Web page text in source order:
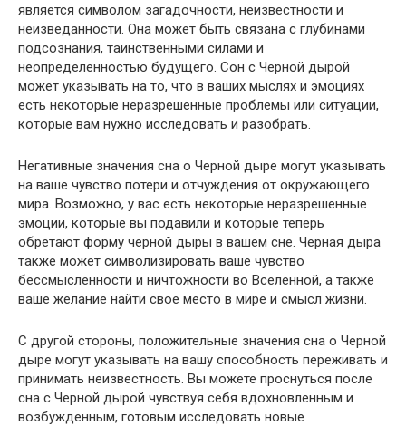
является символом загадочности, неизвестности и
неизведанности. Она может быть связана с глубинами
подсознания, таинственными силами и
неопределенностью будущего. Сон с Черной дырой
может указывать на то, что в ваших мыслях и эмоциях
есть некоторые неразрешенные проблемы или ситуации,
которые вам нужно исследовать и разобрать.
Негативные значения сна о Черной дыре могут указывать
на ваше чувство потери и отчуждения от окружающего
мира. Возможно, у вас есть некоторые неразрешенные
эмоции, которые вы подавили и которые теперь
обретают форму черной дыры в вашем сне. Черная дыра
также может символизировать ваше чувство
бессмысленности и ничтожности во Вселенной, а также
ваше желание найти свое место в мире и смысл жизни.
С другой стороны, положительные значения сна о Черной
дыре могут указывать на вашу способность переживать и
принимать неизвестность. Вы можете проснуться после
сна с Черной дырой чувствуя себя вдохновленным и
возбужденным, готовым исследовать новые